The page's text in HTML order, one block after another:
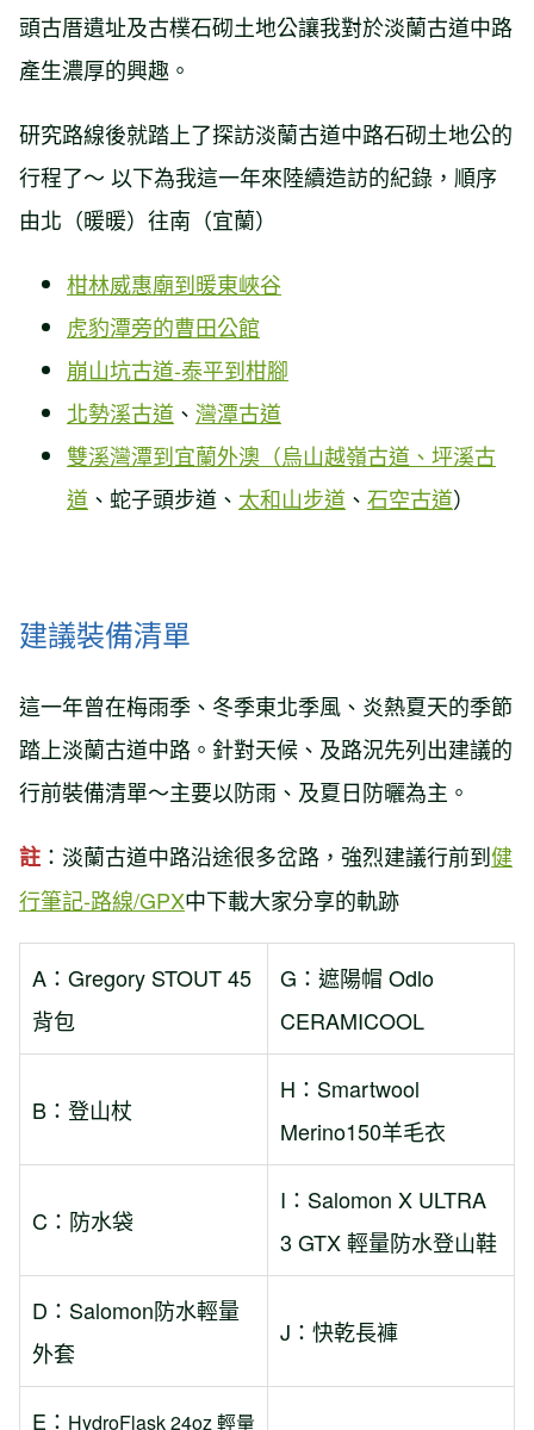
頭古厝遺址及古樸石砌土地公讓我對於淡蘭古道中路
產生濃厚的興趣。
研究路線後就踏上了探訪淡蘭古道中路石砌土地公的
行程了～ 以下為我這一年來陸續造訪的紀錄，順序
由北（暖暖）往南（宜蘭）
柑林威惠廟到暖東峽谷
虎豹潭旁的曹田公館
崩山坑古道-泰平到柑腳
北勢溪古道 、 灣潭古道
雙溪灣潭到宜蘭外澳（烏山越嶺古道、 坪溪古
道 、蛇子頭步道、 太和山步道 、 石空古道）
建議裝備清單
這一年曾在梅雨季、冬季東北季風、炎熱夏天的季節
踏上淡蘭古道中路。針對天候、及路況先列出建議的
行前裝備清單～主要以防雨、及夏日防曬為主。
註 ：淡蘭古道中路沿途很多岔路，強烈建議行前到健
行筆記-路線/GPX中下載大家分享的軌跡
A：Gregory STOUT 45
背包
G：遮陽帽 Odlo
CERAMICOOL
B：登山杖
H：Smartwool
Merino150羊毛衣
C：防水袋
I：Salomon X ULTRA
3 GTX 輕量防水登山鞋
D：Salomon防水輕量
外套
J：快乾長褲
E： HydroFlask 24oz 輕量